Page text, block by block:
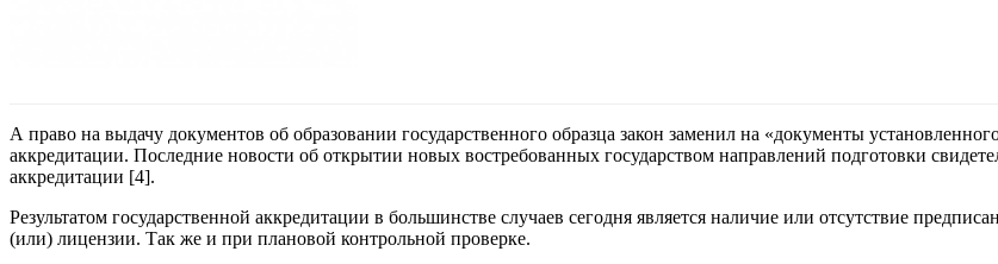
А право на выдачу документов об образовании государственного образца закон заменил на «документы
аккредитации. Последние новости об открытии новых востребованных государством направлений подготовки
аккредитации [4].
Результатом государственной аккредитации в большин­стве случаев сегодня является наличие или отсутствие
(или) лицензии. Так же и при плановой контрольной проверке.